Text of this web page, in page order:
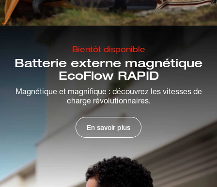
Bientôt disponible
Batterie externe magnétique
EcoFlow RAPID
Magnétique et magnifique : découvrez les vitesses de
charge révolutionnaires.
En savoir plus